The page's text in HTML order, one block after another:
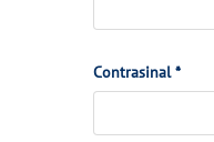
Contrasinal*